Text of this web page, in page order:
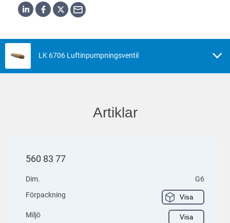
LK 6706 Luftinpumpningsventil
Artiklar
560 83 77
Dim.
G6
Förpackning
Visa
Miljö Visa